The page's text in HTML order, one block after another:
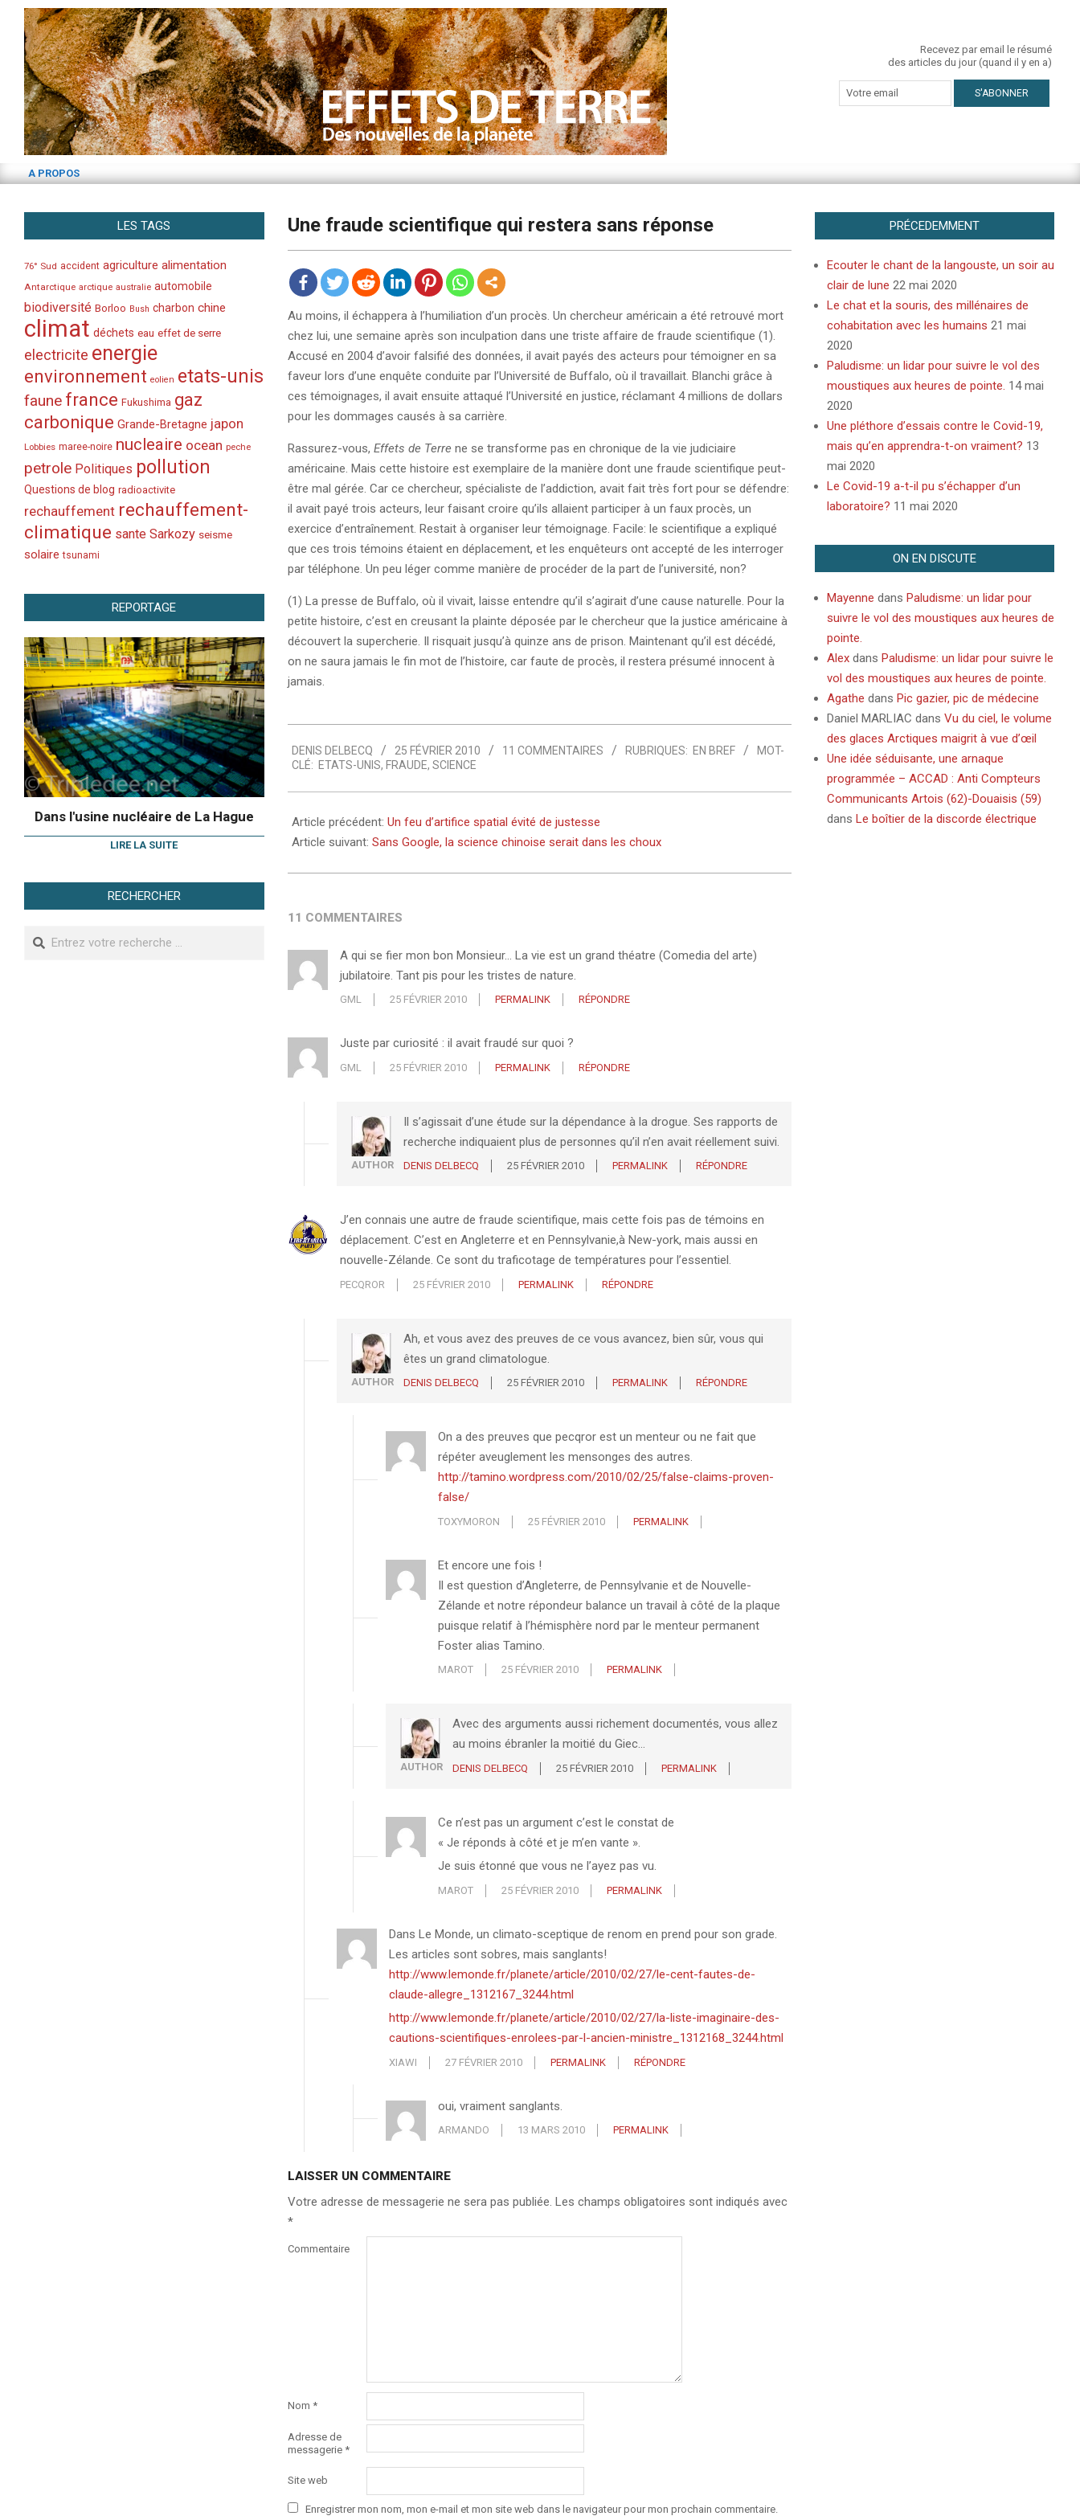
content
Recevez par email le résumé
des articles du jour (quand il y en a)
A PROPOS
Une fraude scientifique qui restera sans réponse
Au moins, il échappera à l’humiliation d’un procès. Un chercheur américain a été retrouvé mort
chez lui, une semaine après son inculpation dans une triste affaire de fraude scientifique (1).
Accusé en 2004 d’avoir falsifié des données, il avait payés des acteurs pour témoigner en sa
faveur lors d’une enquête conduite par l’Université de Buffalo, où il travaillait. Blanchi grâce à
ces témoignages, il avait ensuite attaqué l’Université en justice, réclamant 4 millions de dollars
pour les dommages causés à sa carrière.
Rassurez-vous, Effets de Terre ne se transforme pas en chronique de la vie judiciaire
américaine. Mais cette histoire est exemplaire de la manière dont une fraude scientifique peut-
être mal gérée. Car ce chercheur, spécialiste de l’addiction, avait fait très fort pour se défendre:
il avait payé trois acteurs, leur faisant croire qu’ils allaient participer à un faux procès, un
exercice d’entraînement. Restait à organiser leur témoignage. Facile: le scientifique a expliqué
que ces trois témoins étaient en déplacement, et les enquêteurs ont accepté de les interroger
par téléphone. Un peu léger comme manière de procéder de la part de l’université, non?
(1) La presse de Buffalo, où il vivait, laisse entendre qu’il s’agirait d’une cause naturelle. Pour la
petite histoire, c’est en creusant la plainte déposée par le chercheur que la justice américaine à
découvert la supercherie. Il risquait jusqu’à quinze ans de prison. Maintenant qu’il est décédé,
on ne saura jamais le fin mot de l’histoire, car faute de procès, il restera présumé innocent à
jamais.
02-
25
DENIS DELBECQ 25 FÉVRIER 2010 11 COMMENTAIRES RUBRIQUES: EN BREF
MOT-
CLÉ: ETATS-UNIS, FRAUDE, SCIENCE
Article précédent: Un feu d’artifice spatial évité de justesse
Article suivant: Sans Google, la science chinoise serait dans les choux
11 COMMENTAIRES
A qui se fier mon bon Monsieur… La vie est un grand théatre (Comedia del arte)
jubilatoire. Tant pis pour les tristes de nature.
GML 25 FÉVRIER 2010 PERMALINK RÉPONDRE
Juste par curiosité : il avait fraudé sur quoi ?
GML 25 FÉVRIER 2010 PERMALINK RÉPONDRE
AUTHOR
Il s’agissait d’une étude sur la dépendance à la drogue. Ses rapports de
recherche indiquaient plus de personnes qu’il n’en avait réellement suivi.
DENIS DELBECQ 25 FÉVRIER 2010 PERMALINK RÉPONDRE
J’en connais une autre de fraude scientifique, mais cette fois pas de témoins en
déplacement. C’est en Angleterre et en Pennsylvanie,à New-york, mais aussi en
nouvelle-Zélande. Ce sont du traficotage de températures pour l’essentiel.
PECQROR 25 FÉVRIER 2010 PERMALINK RÉPONDRE
AUTHOR
Ah, et vous avez des preuves de ce vous avancez, bien sûr, vous qui
êtes un grand climatologue.
DENIS DELBECQ 25 FÉVRIER 2010 PERMALINK RÉPONDRE
On a des preuves que pecqror est un menteur ou ne fait que
répéter aveuglement les mensonges des autres.
http://tamino.wordpress.com/2010/02/25/false-claims-proven-
false/
TOXYMORON 25 FÉVRIER 2010 PERMALINK
Et encore une fois !
Il est question d’Angleterre, de Pennsylvanie et de Nouvelle-
Zélande et notre répondeur balance un travail à côté de la plaque
puisque relatif à l’hémisphère nord par le menteur permanent
Foster alias Tamino.
MAROT 25 FÉVRIER 2010 PERMALINK
AUTHOR
Avec des arguments aussi richement documentés, vous allez
au moins ébranler la moitié du Giec…
DENIS DELBECQ 25 FÉVRIER 2010 PERMALINK
Ce n’est pas un argument c’est le constat de
« Je réponds à côté et je m’en vante ».
Je suis étonné que vous ne l’ayez pas vu.
MAROT 25 FÉVRIER 2010 PERMALINK
Dans Le Monde, un climato-sceptique de renom en prend pour son grade.
Les articles sont sobres, mais sanglants!
http://www.lemonde.fr/planete/article/2010/02/27/le-cent-fautes-de-
claude-allegre_1312167_3244.html
http://www.lemonde.fr/planete/article/2010/02/27/la-liste-imaginaire-des-
cautions-scientifiques-enrolees-par-l-ancien-ministre_1312168_3244.html
XIAWI 27 FÉVRIER 2010 PERMALINK RÉPONDRE
oui, vraiment sanglants.
ARMANDO 13 MARS 2010 PERMALINK
LAISSER UN COMMENTAIRE
Votre adresse de messagerie ne sera pas publiée. Les champs obligatoires sont indiqués avec
*
Commentaire
Nom *
Adresse de
messagerie *
Site web
Enregistrer mon nom, mon e-mail et mon site web dans le navigateur pour mon prochain commentaire.
LES TAGS
76° Sud accident agriculture alimentation
Antarctique arctique australie automobile
biodiversité Borloo Bush charbon chine
climat déchets eau effet de serre
electricite energie
environnement eolien etats-unis
faune france Fukushima gaz
carbonique Grande-Bretagne japon
Lobbies maree-noire nucleaire ocean peche
petrole Politiques pollution
Questions de blog radioactivite
rechauffement rechauffement-
climatique sante Sarkozy seisme
solaire tsunami
REPORTAGE
Dans l'usine nucléaire de La Hague
LIRE LA SUITE
RECHERCHER
PRÉCEDEMMENT
Ecouter le chant de la langouste, un soir au
clair de lune 22 mai 2020
Le chat et la souris, des millénaires de
cohabitation avec les humains 21 mai
2020
Paludisme: un lidar pour suivre le vol des
moustiques aux heures de pointe. 14 mai
2020
Une pléthore d’essais contre le Covid-19,
mais qu’en apprendra-t-on vraiment? 13
mai 2020
Le Covid-19 a-t-il pu s’échapper d’un
laboratoire? 11 mai 2020
ON EN DISCUTE
Mayenne dans Paludisme: un lidar pour
suivre le vol des moustiques aux heures de
pointe.
Alexdans Paludisme: un lidar pour suivre le
vol des moustiques aux heures de pointe.
Agathe dans Pic gazier, pic de médecine
Daniel MARLIAC dans Vu du ciel, le volume
des glaces Arctiques maigrit à vue d’œil
Une idée séduisante, une arnaque
programmée – ACCAD : Anti Compteurs
Communicants Artois (62)-Douaisis (59)
dans Le boîtier de la discorde électrique